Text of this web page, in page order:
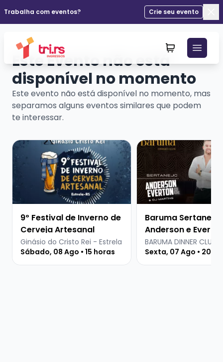
Trabalha com eventos?
Crie seu evento
Este Evento não está
disponível no momento
Este evento não está disponível no momento, mas
separamos alguns eventos similares que podem
te interessar.
Veja mais sobre 9º Festival de Inverno de Cerveja
9º Festival de Inverno de
Cerveja Artesanal
Ginásio do Cristo Rei - Estrela
Sábado, 08 Ago • 15 horas
Veja mais sobre
Baruma Sertanejo
Anderson e
Martins
BARUMA DINNER CLUB
Sexta, 07 Ago • 20